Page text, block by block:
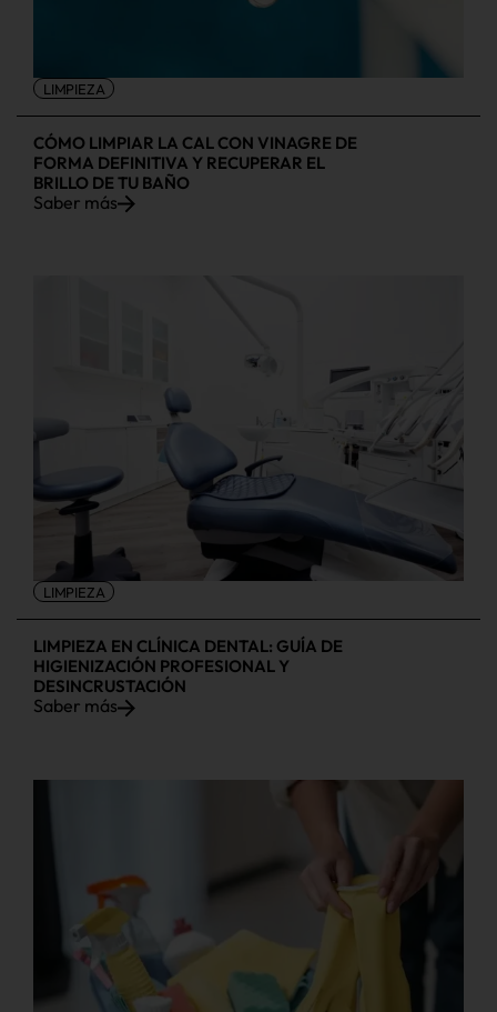
LIMPIEZA
CÓMO LIMPIAR LA CAL CON VINAGRE DE
FORMA DEFINITIVA Y RECUPERAR EL
BRILLO DE TU BAÑO
Saber más
LIMPIEZA
LIMPIEZA EN CLÍNICA DENTAL: GUÍA DE
HIGIENIZACIÓN PROFESIONAL Y
DESINCRUSTACIÓN
Saber más